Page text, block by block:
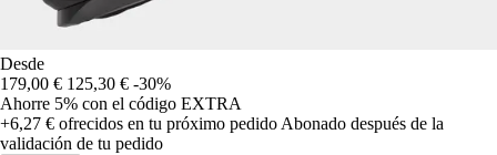
Desde
179,00 € 125,30 € -30%
Ahorre 5% con el código EXTRA
+6,27 € ofrecidos en tu próximo pedido Abonado después de la
validación de tu pedido